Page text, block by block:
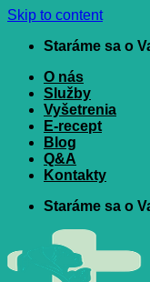
Skip to content
Staráme sa o
O nás
Služby
Vyšetrenia
E-recept
Blog
Q&A
Kontakty
Staráme sa o